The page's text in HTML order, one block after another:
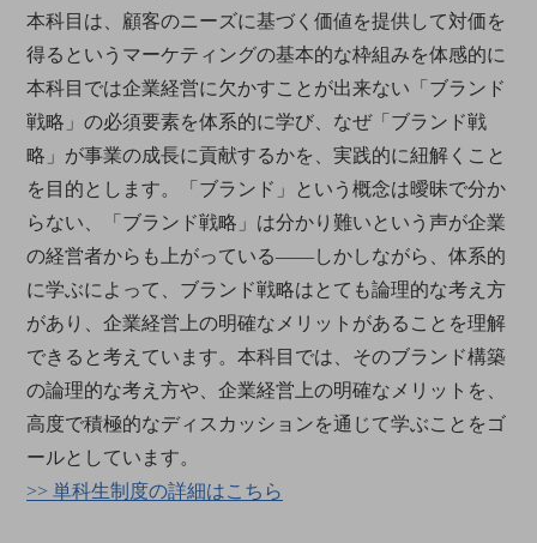
本科目は、顧客のニーズに基づく価値を提供して対価を
得るというマーケティングの基本的な枠組みを体感的に
本科目では企業経営に欠かすことが出来ない「ブランド
戦略」の必須要素を体系的に学び、なぜ「ブランド戦
略」が事業の成長に貢献するかを、実践的に紐解くこと
を目的とします。「ブランド」という概念は曖昧で分か
らない、「ブランド戦略」は分かり難いという声が企業
の経営者からも上がっている――しかしながら、体系的
に学ぶによって、ブランド戦略はとても論理的な考え方
があり、企業経営上の明確なメリットがあることを理解
できると考えています。本科目では、そのブランド構築
の論理的な考え方や、企業経営上の明確なメリットを、
高度で積極的なディスカッションを通じて学ぶことをゴ
ールとしています。
>> 単科生制度の詳細はこちら